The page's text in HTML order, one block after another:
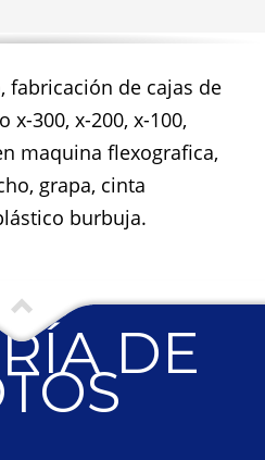
fabricación de cajas de
x-300, x-200, x-100,
maquina flexografica,
grapa, cinta
burbuja.
DE